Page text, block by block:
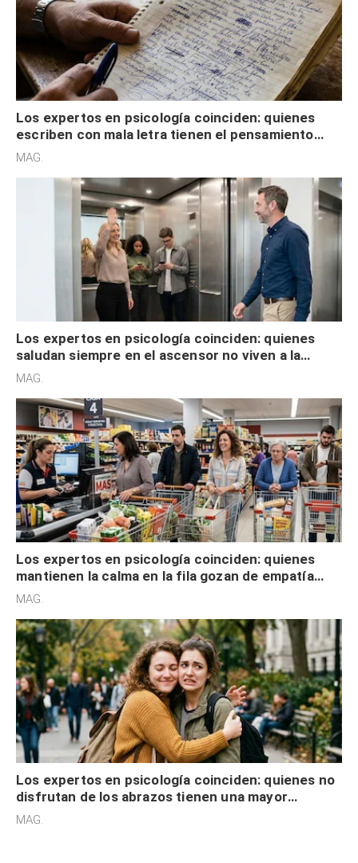
Los expertos en psicología coinciden: quienes
escriben con mala letra tienen el pensamiento
acelerado y no lo hacen por desinterés
MAG.
Los expertos en psicología coinciden: quienes
saludan siempre en el ascensor no viven a la
defensiva y tienen apertura social
MAG.
Los expertos en psicología coinciden: quienes
mantienen la calma en la fila gozan de empatía
cognitiva, gratitud y no solo tienen autocontrol
MAG.
Los expertos en psicología coinciden: quienes no
disfrutan de los abrazos tienen una mayor
sensibilidad a los estímulos físicos y no es por
MAG.